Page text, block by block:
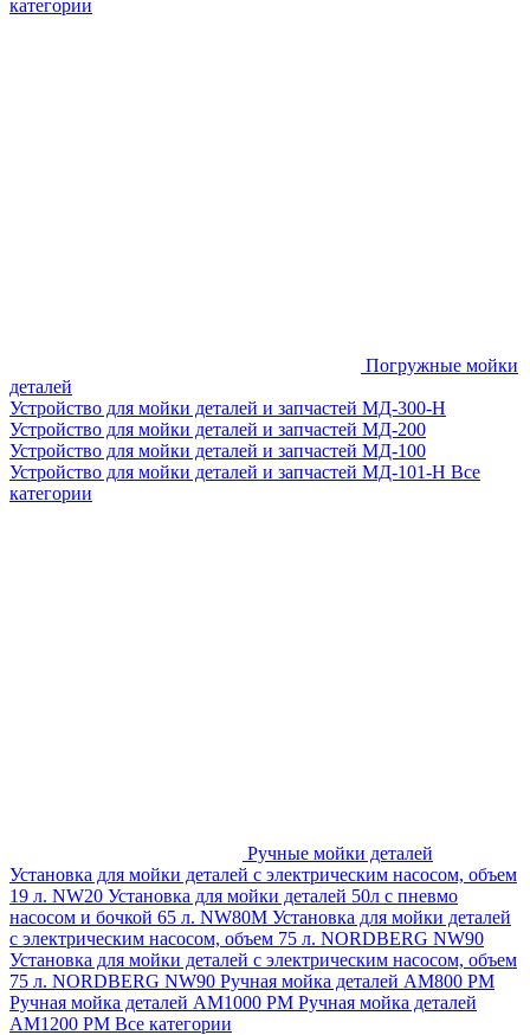
категории
Погружные мойки
деталей
Устройство для мойки деталей и запчастей МД-300-H
Устройство для мойки деталей и запчастей МД-200
Устройство для мойки деталей и запчастей МД-100
Устройство для мойки деталей и запчастей МД-101-Н Все
категории
Ручные мойки деталей
Установка для мойки деталей с электрическим насосом, объем
19 л. NW20 Установка для мойки деталей 50л с пневмо
насосом и бочкой 65 л. NW80M Установка для мойки деталей
с электрическим насосом, объем 75 л. NORDBERG NW90
Установка для мойки деталей с электрическим насосом, объем
75 л. NORDBERG NW90 Ручная мойка деталей АМ800 РМ
Ручная мойка деталей АМ1000 РМ Ручная мойка деталей
АМ1200 РМ Все категории